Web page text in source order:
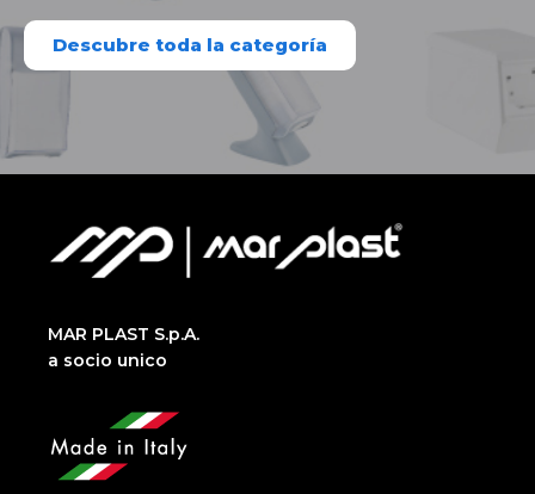
Descubre toda la categoría
MAR PLAST S.p.A.
a socio unico